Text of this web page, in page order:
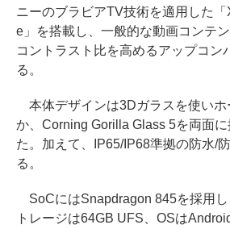
ニーのブラビアTV技術を適用した「
e」を搭載し、一般的な動画コンテ
コントラスト比を高めるアップコン
る。
本体デザインは3Dガラスを使いホ
か、Corning Gorilla Glass 5を両面
た。加えて、IP65/IP68準拠の防水/
る。
SoCにはSnapdragon 845を採用し
トレージは64GB UFS、OSは